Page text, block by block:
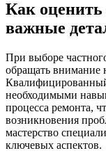
Как
важные
При выборе
обращать внимание
Квалифицированный
необходимыми
процесса ремонта,
возникновения
мастерство
ключевых аспектов.